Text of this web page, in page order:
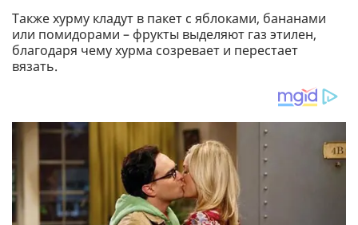
Также хурму кладут в пакет с яблоками, бананами
или помидорами – фрукты выделяют газ этилен,
благодаря чему хурма созревает и перестает
вязать.